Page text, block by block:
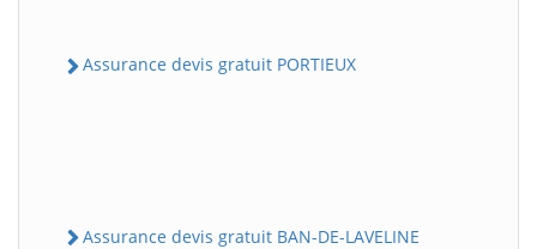
Assurance devis gratuit PORTIEUX
Assurance devis gratuit BAN-DE-LAVELINE